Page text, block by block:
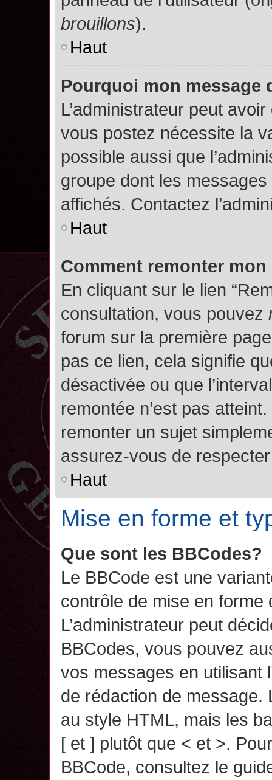
brouillons).
Haut
Pourquoi mon message
L’administrateur peut
vous postez nécessite la
possible aussi que
groupe dont les
affichés. Contactez
Haut
Comment remonter
En cliquant sur le lien
consultation, vous pouvez
forum sur la première
pas ce lien, cela signifie
désactivée ou que
remontée n’est pas
remonter un sujet
assurez-vous de
Haut
Mise en forme et
Que sont les BBCodes?
Le BBCode est une
contrôle de mise en forme
L’administrateur peut
BBCodes, vous pouvez
vos messages en utilisant
de rédaction de message.
au style HTML, mais les
[ et ] plutôt que < et >.
BBCode, consultez le